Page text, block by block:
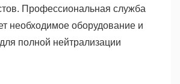
Профессиональная служба
необходимое оборудование и
полной нейтрализации